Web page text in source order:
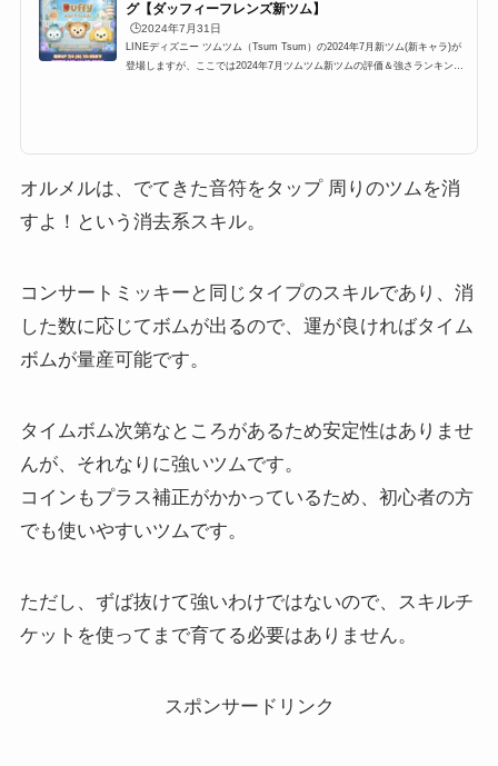
グ【ダッフィーフレンズ新ツム】
🕒️2024年7月31日
LINEディズニー ツムツム（Tsum Tsum）の2024年7月新ツム(新キャラ)が
登場しますが、ここでは2024年7月ツムツム新ツムの評価＆強さランキング
ム新ツム最強強さと評価まとめ202...
オルメルは、でてきた音符をタップ 周りのツムを消
すよ！という消去系スキル。
コンサートミッキーと同じタイプのスキルであり、消
した数に応じてボムが出るので、運が良ければタイム
ボムが量産可能です。
タイムボム次第なところがあるため安定性はありませ
んが、それなりに強いツムです。
コインもプラス補正がかかっているため、初心者の方
でも使いやすいツムです。
ただし、ずば抜けて強いわけではないので、スキルチ
ケットを使ってまで育てる必要はありません。
スポンサードリンク